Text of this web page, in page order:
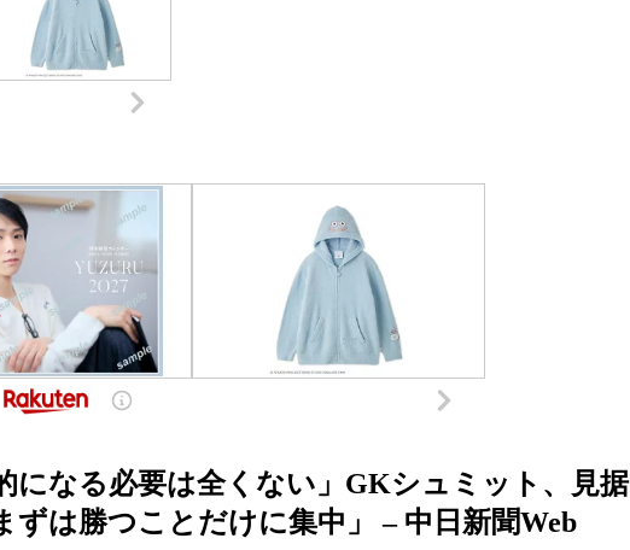
になる必要は全くない」GKシュミット、見据
ずは勝つことだけに集中」 – 中日新聞Web